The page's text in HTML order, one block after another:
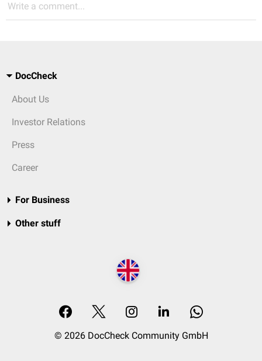
Write a comment...
DocCheck
About Us
Investor Relations
Press
Career
For Business
Other stuff
© 2026 DocCheck Community GmbH